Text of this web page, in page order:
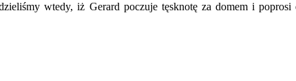
wtedy, iż Gerard poczuje tęsknotę za domem i